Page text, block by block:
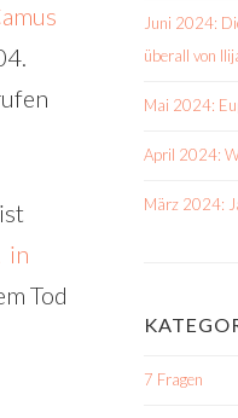
in
Tod
Juni 2024:
überall von
Mai 2024:
April 2024:
März 2024:
7 Fragen